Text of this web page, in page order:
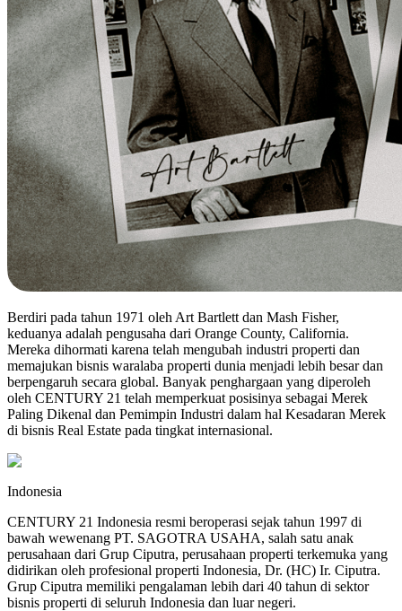
Berdiri pada tahun 1971 oleh Art Bartlett dan Mash Fisher,
keduanya adalah pengusaha dari Orange County, California.
Mereka dihormati karena telah mengubah industri properti dan
memajukan bisnis waralaba properti dunia menjadi lebih besar dan
berpengaruh secara global. Banyak penghargaan yang diperoleh
oleh CENTURY 21 telah memperkuat posisinya sebagai Merek
Paling Dikenal dan Pemimpin Industri dalam hal Kesadaran Merek
di bisnis Real Estate pada tingkat internasional.
Indonesia
CENTURY 21 Indonesia resmi beroperasi sejak tahun 1997 di
bawah wewenang PT. SAGOTRA USAHA, salah satu anak
perusahaan dari Grup Ciputra, perusahaan properti terkemuka yang
didirikan oleh profesional properti Indonesia, Dr. (HC) Ir. Ciputra.
Grup Ciputra memiliki pengalaman lebih dari 40 tahun di sektor
bisnis properti di seluruh Indonesia dan luar negeri.